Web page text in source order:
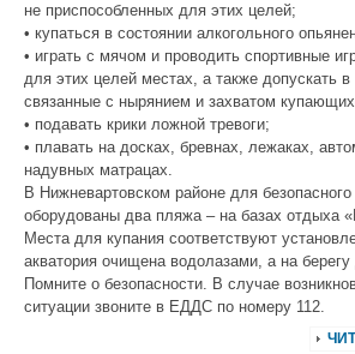
не приспособленных для этих целей;
• купаться в состоянии алкогольного
• играть с мячом и проводить спортивные
для этих целей местах, а также допускать
связанные с нырянием и захватом
• подавать крики ложной тревоги;
• плавать на досках, бревнах, лежаках,
надувных матрацах.
В Нижневартовском районе для безопасного
оборудованы два пляжа – на базах отдыха
Места для купания соответствуют
акватория очищена водолазами, а на
Помните о безопасности. В случае
ситуации звоните в ЕДДС по номеру 112.